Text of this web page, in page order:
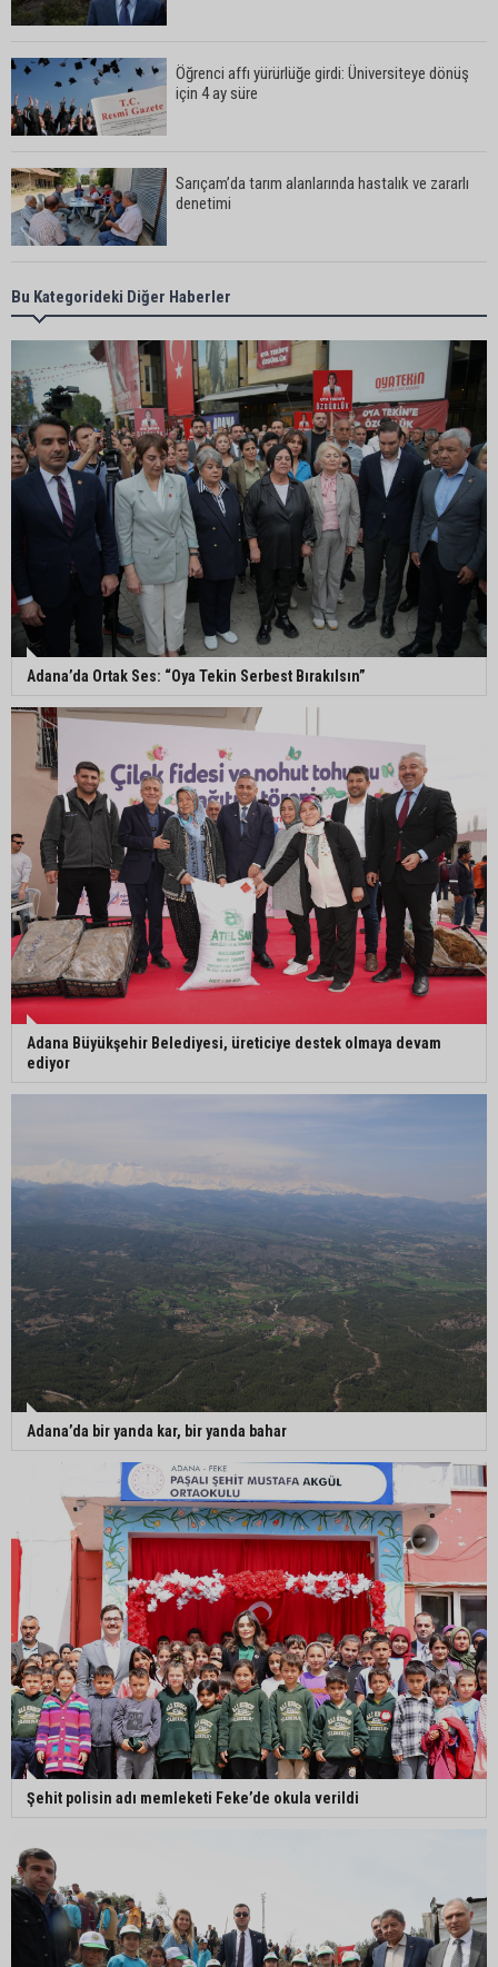
Öğrenci affı yürürlüğe girdi: Üniversiteye dönüş
için 4 ay süre
Sarıçam’da tarım alanlarında hastalık ve zararlı
denetimi
Adanalı iki teknik direktör Trendyol 1. Lig’de
görev yapacak
Süreyya Yavuz’dan şehit ailelerine ziyaret
Murat Şahin Aktürk, YENİ Parti Tufanbeyli İlçe
Başkanı oldu
ASKİ Genel Müdürü Mansur Aladağ emekli oldu
İngiltere’nin çöpü Adana’ya geldi, mikroplastik
tartışması büyüdü
ATÜ’de "Sunar Gastronomi ve Mutfak Sanatları
Akademisi" kuruluyor
Bu Kategorideki Diğer Haberler
Adana’da Ortak Ses: “Oya Tekin Serbest Bırakılsın”
Adana Büyükşehir Belediyesi, üreticiye destek olmaya devam
ediyor
Adana’da bir yanda kar, bir yanda bahar
Şehit polisin adı memleketi Feke’de okula verildi